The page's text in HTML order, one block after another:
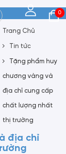
0
Trang Chủ
Tin tức
Tặng phẩm huy
chương vàng và
địa chỉ cung cấp
chất lượng nhất
thị trường
địa chỉ